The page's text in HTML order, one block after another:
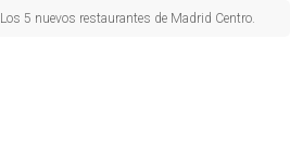
Los 5 nuevos restaurantes de Madrid Centro.